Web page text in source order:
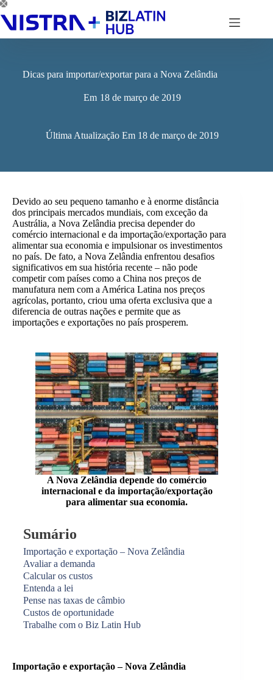
Pular
para
conteúdo
Dicas para importar/exportar para a Nova Zelândia
Em 18 de março de 2019
Última Atualização Em 18 de março de 2019
Devido ao seu pequeno tamanho e à enorme distância
dos principais mercados mundiais, com exceção da
Austrália, a Nova Zelândia precisa depender do
comércio internacional e da importação/exportação para
alimentar sua economia e impulsionar os investimentos
no país. De fato, a Nova Zelândia enfrentou desafios
significativos em sua história recente – não pode
competir com países como a China nos preços de
manufatura nem com a América Latina nos preços
agrícolas, portanto, criou uma oferta exclusiva que a
diferencia de outras nações e permite que as
importações e exportações no país prosperem.
A Nova Zelândia depende do comércio
internacional e da importação/exportação
para alimentar sua economia.
Sumário
Importação e exportação – Nova Zelândia
Avaliar a demanda
Calcular os custos
Entenda a lei
Pense nas taxas de câmbio
Custos de oportunidade
Trabalhe com o Biz Latin Hub
Importação e exportação – Nova Zelândia